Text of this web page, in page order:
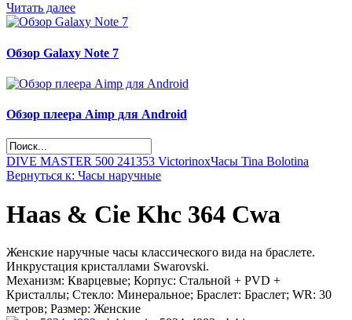
Читать далее
Обзор Galaxy Note 7
Обзор плеера Aimp для Android
DIVE MASTER 500 241353 VictorinoxЧасы Tina Bolotina
Вернуться к: Часы наручные
Haas & Cie Khc 364 Cwa
Женские наручные часы классического вида на браслете.
Инкрустация кристаллами Swarovski.
Механизм: Кварцевые; Корпус: Стальной + PVD +
Кристаллы; Стекло: Минеральное; Браслет: Браслет; WR: 30
метров; Размер: Женские